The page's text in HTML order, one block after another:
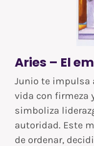
Aries – El
Junio te impulsa
vida con firmeza
simboliza
autoridad. Este
de ordenar,